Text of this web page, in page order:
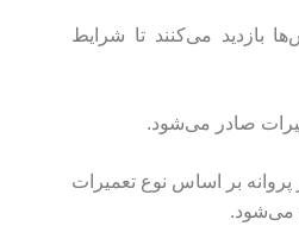
بازدید می‌کنند تا شرایط
صادر می‌شود.
بر اساس نوع تعمیرات
می‌شود.